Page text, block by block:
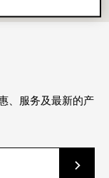
、服务及最新的产